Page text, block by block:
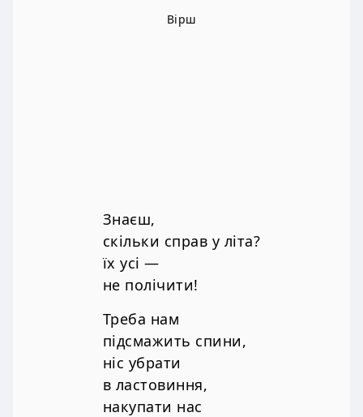
Вірш
Знаєш,
скільки справ у літа?
їх усі —
не полічити!
Треба нам
підсмажить спини,
ніс убрати
в ластовиння,
накупати нас